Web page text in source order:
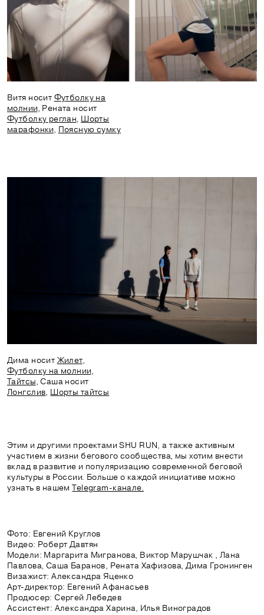
Витя носит Футболку на
молнии, Рената носит
Футболку реглан, Шорты
марафонки, Поясную сумку
Дима носит Жилет,
Футболку на молнии,
Тайтсы, Саша носит
Лонгслив, Шорты тайтсы
Этим и другими проектами SHU RUN, а также активным
участием в жизни бегового сообщества, мы хотим внести
вклад в развитие и популяризацию современной беговой
культуры в России. Больше о каждой инициативе можно
узнать в нашемTelegram-канале.
Фото: Евгений Круглов
Видео: Роберт Давтян
Модели: Маргарита Мигранова, Виктор Марушчак , Лана
Павлова, Саша Баранов, Рената Хафизова, Дима Гронинген
Визажист: Александра Яценко
Арт-директор: Евгений Афанасьев
Продюсер: Сергей Лебедев
Ассистент: Александра Харина, Илья Виноградов